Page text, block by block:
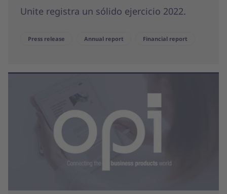
Unite registra un sólido ejercicio 2022.
Press release Annual report Financial report